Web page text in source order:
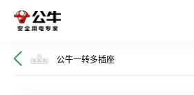
公牛一转多插座